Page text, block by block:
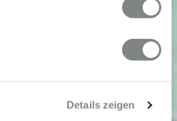
Details zeigen